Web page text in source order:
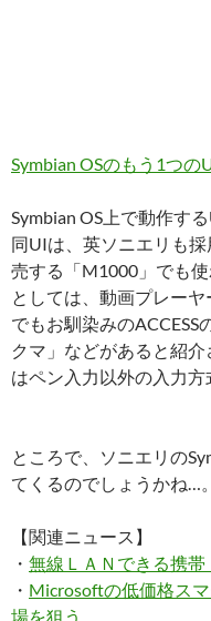
Symbian OSのもう1つ
Symbian OS上で動作す
同UIは、英ソニエリも
売する「M1000」でも
としては、動画プレー
でもお馴染みの
クマ」などがあると紹
はペン入力以外の入力方
ところで、ソニエリの
てくるのでしょうかね…。
【関連ニュース】
・ 無線ＬＡＮできる携
・ Microsoftの低価格ス
場を狙う